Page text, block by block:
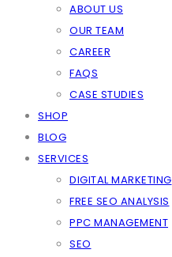
ABOUT US
OUR TEAM
CAREER
FAQS
CASE STUDIES
SHOP
BLOG
SERVICES
DIGITAL MARKETING
FREE SEO ANALYSIS
PPC MANAGEMENT
SEO